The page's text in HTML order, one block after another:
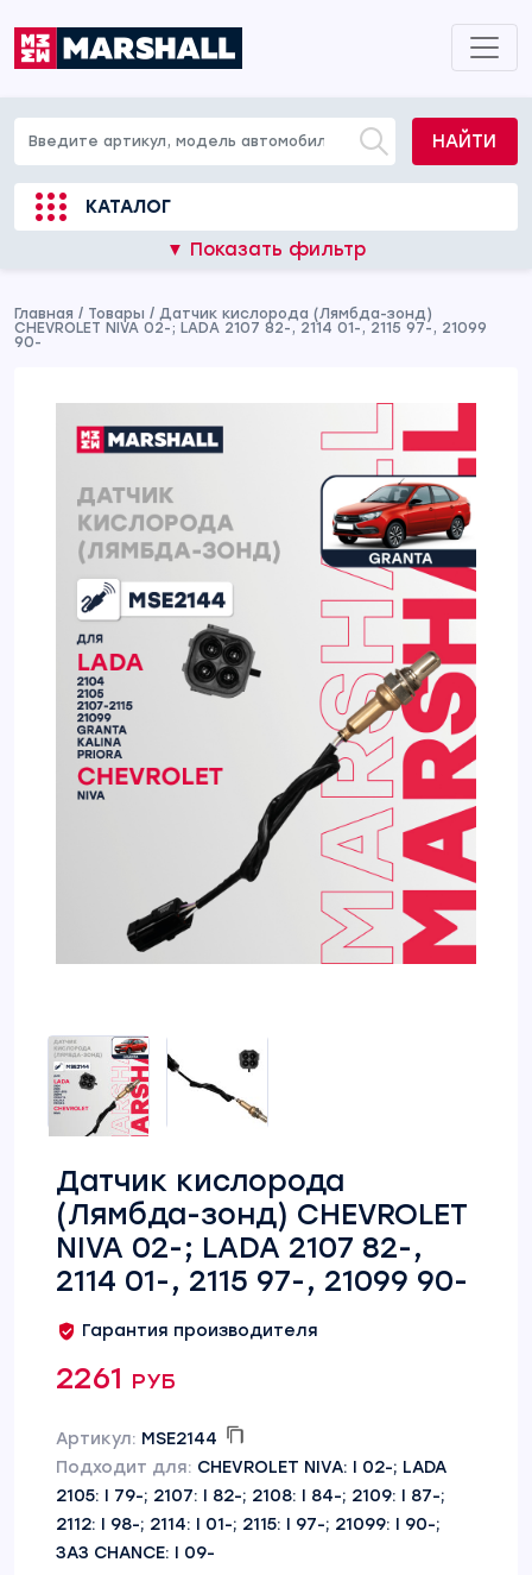
НАЙТИ
КАТАЛОГ
▼ Показать фильтр
Главная / Товары / Датчик кислорода (Лямбда-зонд)
CHEVROLET NIVA 02-; LADA 2107 82-, 2114 01-, 2115 97-, 21099
90-
Датчик кислорода
(Лямбда-зонд) CHEVROLET
NIVA 02-; LADA 2107 82-,
2114 01-, 2115 97-, 21099 90-
Гарантия производителя
2261 руб
Артикул: MSE2144
Подходит для: CHEVROLET NIVA: I 02-; LADA
2105: I 79-; 2107: I 82-; 2108: I 84-; 2109: I 87-;
2112: I 98-; 2114: I 01-; 2115: I 97-; 21099: I 90-;
ЗАЗ CHANCE: I 09-